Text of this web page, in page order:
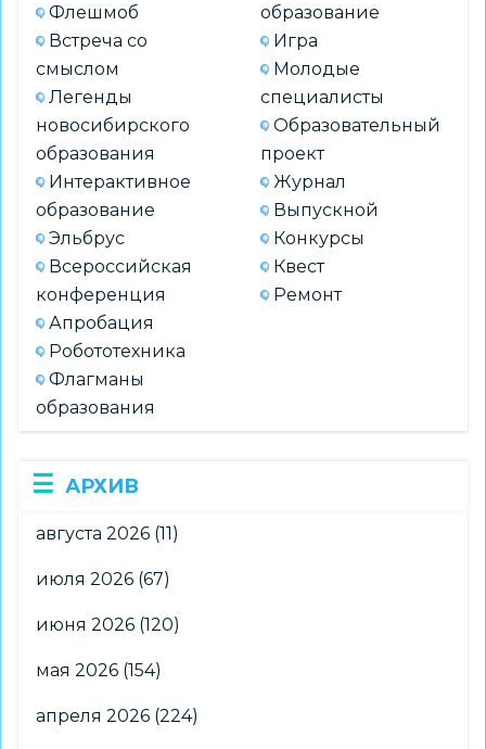
Флешмоб
Встреча со
смыслом
Легенды
новосибирского
образования
Интерактивное
образование
Эльбрус
Всероссийская
конференция
Апробация
Робототехника
Флагманы
образования
образование
Игра
Молодые
специалисты
Образовательный
проект
Журнал
Выпускной
Конкурсы
Квест
Ремонт
АРХИВ
августа 2026 (11)
июля 2026 (67)
июня 2026 (120)
мая 2026 (154)
апреля 2026 (224)